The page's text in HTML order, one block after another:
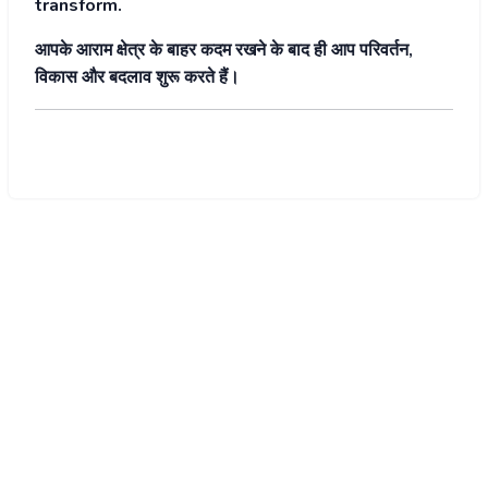
transform.
आपके आराम क्षेत्र के बाहर कदम रखने के बाद ही आप परिवर्तन,
विकास और बदलाव शुरू करते हैं।